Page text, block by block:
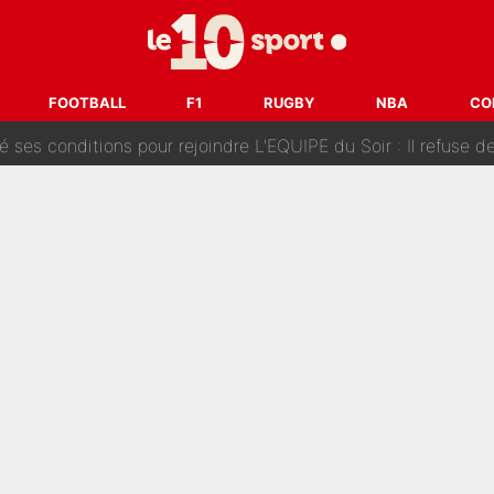
FOOTBALL F1 RUGBY NBA
le transfert de Max Verstappen qui pourrait «faire des
le PSG : Voilà pourquoi le Real Madrid a accepté de payer la somme
Kids : Contacté par Matt Pokora, Kylian Mbappé a
terminé, DAZN a fait son choix pour Benjamin Da Silva et